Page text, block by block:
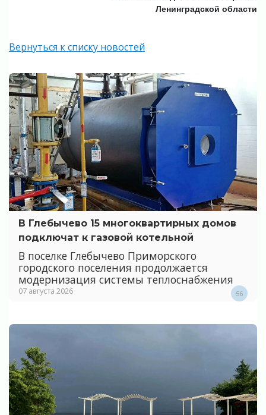
Ленинградской области
Вернуться к списку новостей
В Глебычево 15 многоквартирных домов
подключат к газовой котельной
В поселке Глебычево Приморского
городского поселения продолжается
модернизация системы теплоснабжения
07 августа 2026 56